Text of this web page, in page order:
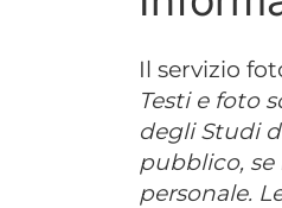
Il servizio
Testi e foto
degli Studi
pubblico, se
personale.